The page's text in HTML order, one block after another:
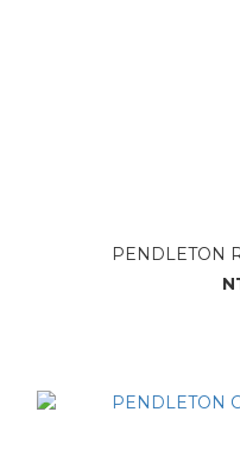
PENDLETON